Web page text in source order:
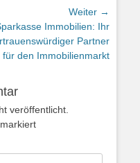
Weiter →
Immobilien: Ihr
Partner
für den Immobilienmarkt
veröffentlicht.
markiert